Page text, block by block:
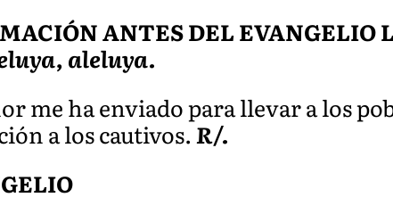
ANTES DEL EVANGELIO
aleluya.
me ha enviado para llevar a los
a los cautivos.R/.